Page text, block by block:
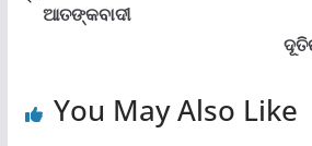
ଆତଙ୍କବାଦୀ
You May Also Like